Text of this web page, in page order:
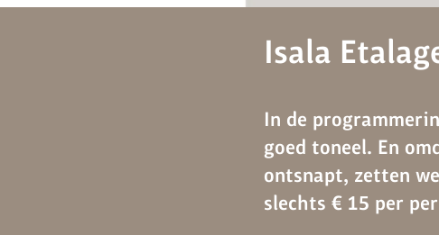
Isala
In de
goed toneel. En
ontsnapt, zetten
slechts € 15 per